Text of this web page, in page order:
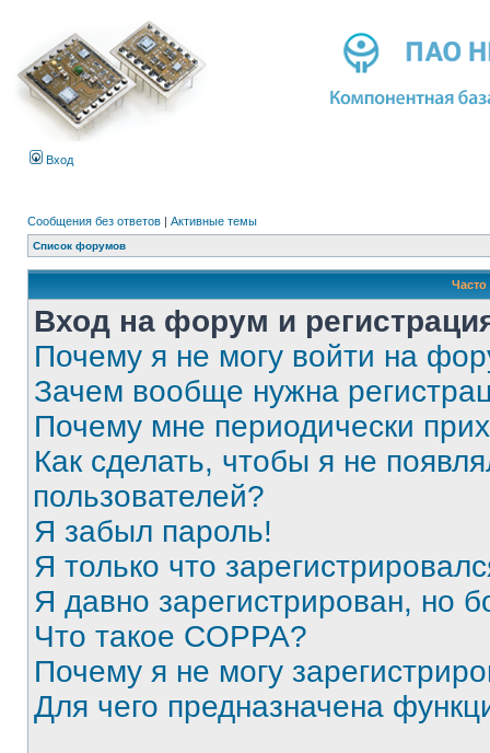
Вход
Сообщения без ответов | Активные темы
Список форумов
Вход на форум и
Почему я не могу войти на
Зачем вообще нужна
Почему мне периодически
Как сделать, чтобы я не
пользователей?
Я забыл пароль!
Я только что
Я давно зарегистрирован, но
Что такое COPPA?
Почему я не могу
Для чего предназначена